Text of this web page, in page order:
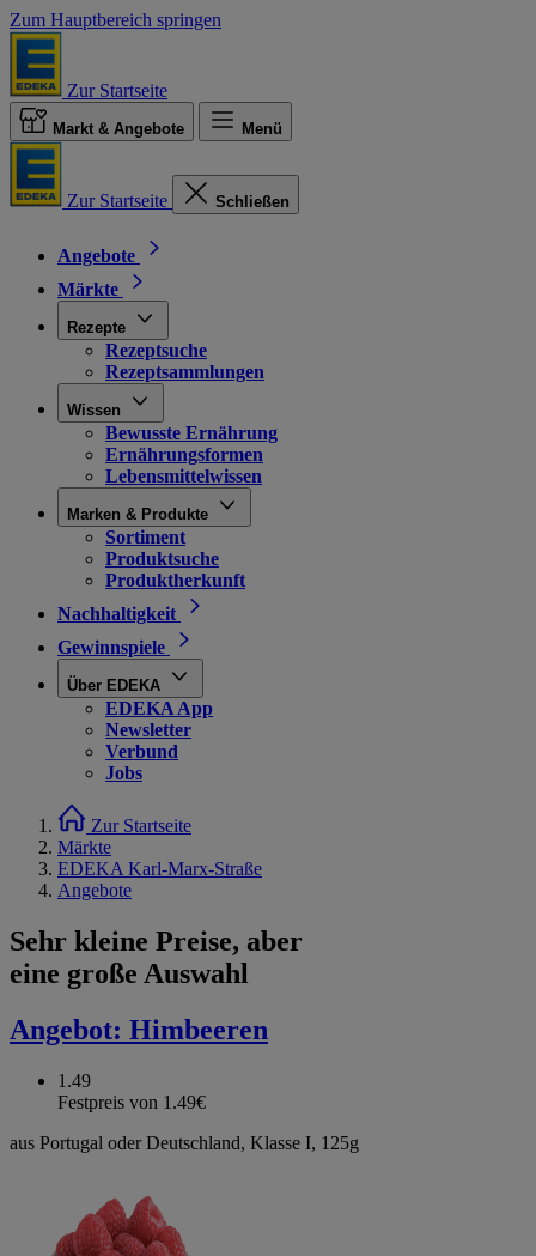
Zum Hauptbereich springen
Zur Startseite
Markt & Angebote Menü
Zur Startseite Schließen
Angebote
Märkte
Rezepte
Rezeptsuche
Rezeptsammlungen
Wissen
Bewusste Ernährung
Ernährungsformen
Lebensmittelwissen
Marken & Produkte
Sortiment
Produktsuche
Produktherkunft
Nachhaltigkeit
Gewinnspiele
Über EDEKA
EDEKA App
Newsletter
Verbund
Jobs
Zur Startseite
Märkte
EDEKA Karl-Marx-Straße
Angebote
Sehr kleine Preise, aber
eine große Auswahl
Angebot: Himbeeren
1.49
Festpreis von 1.49€
aus Portugal oder Deutschland, Klasse I, 125g